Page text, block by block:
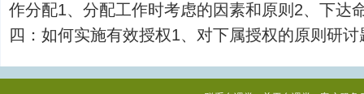
作分配1、分配工作时考虑的因素和原则2、下达
四：如何实施有效授权1、对下属授权的原则研